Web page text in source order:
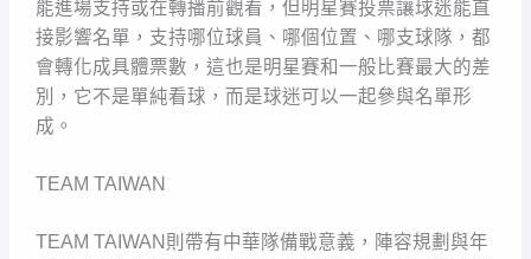
能進場支持或在轉播前觀看，但明星賽投票讓球迷能直
接影響名單，支持哪位球員、哪個位置、哪支球隊，都
會轉化成具體票數，這也是明星賽和一般比賽最大的差
別，它不是單純看球，而是球迷可以一起參與名單形
成。
TEAM TAIWAN
TEAM TAIWAN則帶有中華隊備戰意義，陣容規劃與年